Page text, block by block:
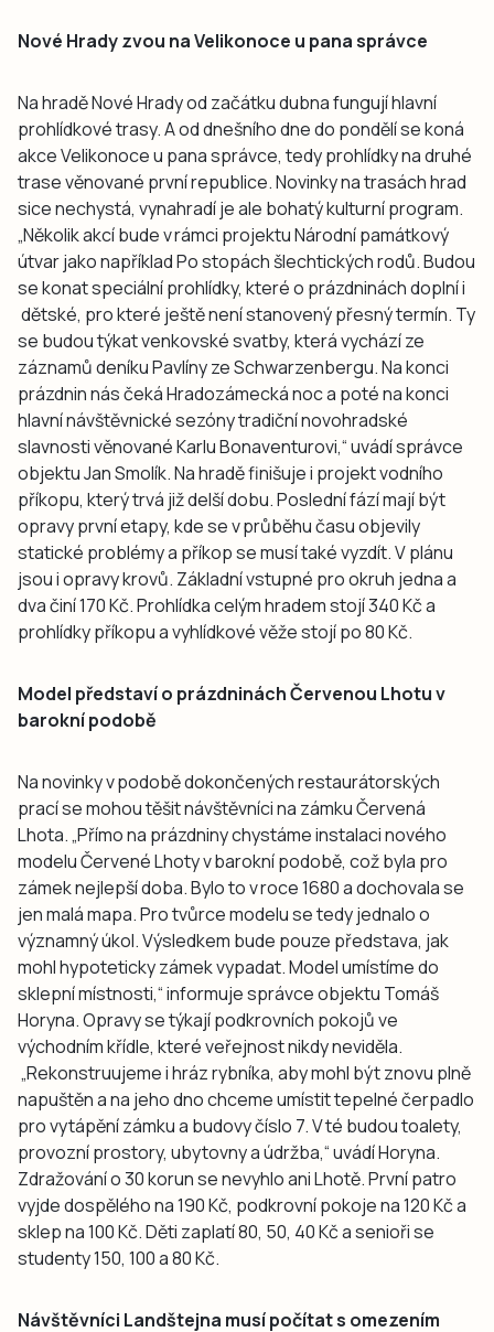
Nové Hrady zvou na Velikonoce u pana správce
Na hradě Nové Hrady od začátku dubna fungují hlavní
prohlídkové trasy. A od dnešního dne do pondělí se koná
akce Velikonoce u pana správce, tedy prohlídky na druhé
trase věnované první republice. Novinky na trasách hrad
sice nechystá, vynahradí je ale bohatý kulturní program.
„Několik akcí bude v rámci projektu Národní památkový
útvar jako například Po stopách šlechtických rodů. Budou
se konat speciální prohlídky, které o prázdninách doplní i
dětské, pro které ještě není stanovený přesný termín. Ty
se budou týkat venkovské svatby, která vychází ze
záznamů deníku Pavlíny ze Schwarzenbergu. Na konci
prázdnin nás čeká Hradozámecká noc a poté na konci
hlavní návštěvnické sezóny tradiční novohradské
slavnosti věnované Karlu Bonaventurovi,“ uvádí správce
objektu Jan Smolík. Na hradě finišuje i projekt vodního
příkopu, který trvá již delší dobu. Poslední fází mají být
opravy první etapy, kde se v průběhu času objevily
statické problémy a příkop se musí také vyzdít. V plánu
jsou i opravy krovů. Základní vstupné pro okruh jedna a
dva činí 170 Kč. Prohlídka celým hradem stojí 340 Kč a
prohlídky příkopu a vyhlídkové věže stojí po 80 Kč.
Model představí o prázdninách Červenou Lhotu v
barokní podobě
Na novinky v podobě dokončených restaurátorských
prací se mohou těšit návštěvníci na zámku Červená
Lhota. „Přímo na prázdniny chystáme instalaci nového
modelu Červené Lhoty v barokní podobě, což byla pro
zámek nejlepší doba. Bylo to v roce 1680 a dochovala se
jen malá mapa. Pro tvůrce modelu se tedy jednalo o
významný úkol. Výsledkem bude pouze představa, jak
mohl hypoteticky zámek vypadat. Model umístíme do
sklepní místnosti,“ informuje správce objektu Tomáš
Horyna. Opravy se týkají podkrovních pokojů ve
východním křídle, které veřejnost nikdy neviděla.
„Rekonstruujeme i hráz rybníka, aby mohl být znovu plně
napuštěn a na jeho dno chceme umístit tepelné čerpadlo
pro vytápění zámku a budovy číslo 7. V té budou toalety,
provozní prostory, ubytovny a údržba,“ uvádí Horyna.
Zdražování o 30 korun se nevyhlo ani Lhotě. První patro
vyjde dospělého na 190 Kč, podkrovní pokoje na 120 Kč a
sklep na 100 Kč. Děti zaplatí 80, 50, 40 Kč a senioři se
studenty 150, 100 a 80 Kč.
Návštěvníci Landštejna musí počítat s omezením